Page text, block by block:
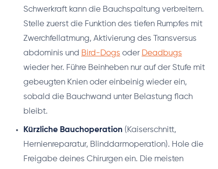
Schwerkraft kann die Bauchspaltung verbreitern.
Stelle zuerst die Funktion des tiefen Rumpfes mit
Zwerchfellatmung, Aktivierung des Transversus
abdominis und Bird-Dogs oder Deadbugs
wieder her. Führe Beinheben nur auf der Stufe mit
gebeugten Knien oder einbeinig wieder ein,
sobald die Bauchwand unter Belastung flach
bleibt.
Kürzliche Bauchoperation (Kaiserschnitt,
Hernienreparatur, Blinddarmoperation). Hole die
Freigabe deines Chirurgen ein. Die meisten